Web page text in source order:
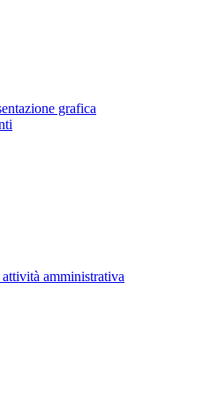
grafica
amministrativa